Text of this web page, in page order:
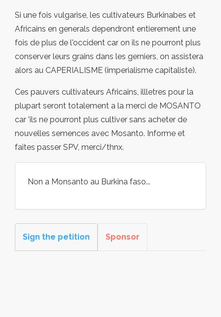
Si une fois vulgarise, les cultivateurs Burkinabes et
Africains en generals dependront entierement une
fois de plus de l'occident car on ils ne pourront plus
conserver leurs grains dans les gerniers, on assistera
alors au CAPERIALISME (imperialisme capitaliste).
Ces pauvers cultivateurs Africains, illletres pour la
plupart seront totalement a la merci de MOSANTO
car 'ils ne pourront plus cultiver sans acheter de
nouvelles semences avec Mosanto. Informe et
faites passer SPV, merci/thnx.
Non a Monsanto au Burkina faso...
Sign the petition Sponsor